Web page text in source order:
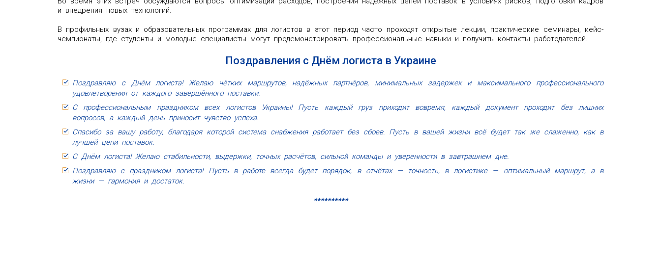
и внедрения новых технологий.
В профильных вузах и образовательных программах для логистов в этот период часто проходят открытые лекции, практические семинары, кейс-
чемпионаты, где студенты и молодые специалисты могут продемонстрировать профессиональные навыки и получить контакты работодателей.
Поздравления с Днём логиста в Украине
Поздравляю с Днём логиста! Желаю чётких маршрутов, надёжных партнёров, минимальных задержек и максимального профессионального
удовлетворения от каждого завершённого поставки.
С профессиональным праздником всех логистов Украины! Пусть каждый груз приходит вовремя, каждый документ проходит без лишних
вопросов, а каждый день приносит чувство успеха.
Спасибо за вашу работу, благодаря которой система снабжения работает без сбоев. Пусть в вашей жизни всё будет так же слаженно, как в
лучшей цепи поставок.
С Днём логиста! Желаю стабильности, выдержки, точных расчётов, сильной команды и уверенности в завтрашнем дне.
Поздравляю с праздником логиста! Пусть в работе всегда будет порядок, в отчётах — точность, в логистике — оптимальный маршрут, а в
жизни — гармония и достаток.
**********